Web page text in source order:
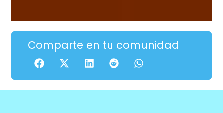
Comparte en tu comunidad